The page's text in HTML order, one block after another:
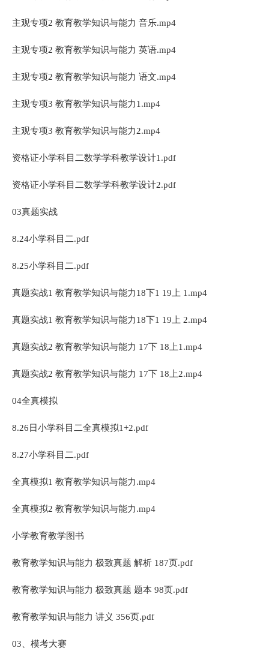
主观专项2 教育教学知识与能力 音乐.mp4
主观专项2 教育教学知识与能力 英语.mp4
主观专项2 教育教学知识与能力 语文.mp4
主观专项3 教育教学知识与能力1.mp4
主观专项3 教育教学知识与能力2.mp4
资格证小学科目二数学学科教学设计1.pdf
资格证小学科目二数学学科教学设计2.pdf
03真题实战
8.24小学科目二.pdf
8.25小学科目二.pdf
真题实战1 教育教学知识与能力18下1 19上 1.mp4
真题实战1 教育教学知识与能力18下1 19上 2.mp4
真题实战2 教育教学知识与能力 17下 18上1.mp4
真题实战2 教育教学知识与能力 17下 18上2.mp4
04全真模拟
8.26日小学科目二全真模拟1+2.pdf
8.27小学科目二.pdf
全真模拟1 教育教学知识与能力.mp4
全真模拟2 教育教学知识与能力.mp4
小学教育教学图书
教育教学知识与能力 极致真题 解析 187页.pdf
教育教学知识与能力 极致真题 题本 98页.pdf
教育教学知识与能力 讲义 356页.pdf
03、模考大赛